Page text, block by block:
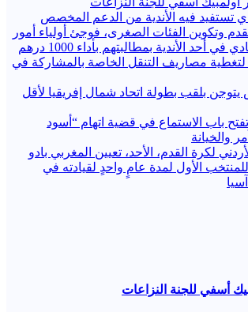
تستفيد فيه الأندية من الدعم المخصص
وتكوين الفئات الصغرى، فوجئ أولياء أمور
لاعبي فئة الكادي في أحد الأندية بمطالبتهم بأداء 1000 درهم
مصاريف التنقل الخاصة بالمشاركة في
يتوجن بلقب بطولة اتحاد شمال إفريقيا لأقل
تفتح باب الاستماع في قضية اتهام “أسود
والخيانة
لكرة القدم، الأحد، تعيين المغربي بادو
للمنتخب الأول لمدة عامٍ واحدٍ لقيادته ​في
أسفي للجنة النزاعات